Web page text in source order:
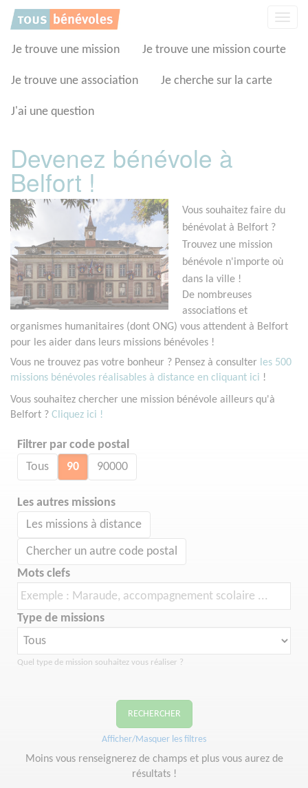
Je trouve une mission Je trouve une mission courte
Je trouve une association Je cherche sur la carte
J'ai une question
Devenez bénévole à
Belfort !
Vous souhaitez faire du
bénévolat à Belfort ?
Trouvez une mission
bénévole n'importe où
dans la ville !
De nombreuses
associations et
organismes humanitaires (dont ONG) vous attendent à Belfort
pour les aider dans leurs missions bénévoles !
Vous ne trouvez pas votre bonheur ? Pensez à consulter les 500
missions bénévoles réalisables à distance en cliquant ici !
Vous souhaitez chercher une mission bénévole ailleurs qu'à
Belfort ? Cliquez ici !
Filtrer par code postal
Tous 90 90000
Les autres missions
Les missions à distance
Chercher un autre code postal
Mots clefs
Type de missions
Quel type de mission souhaitez vous réaliser ?
RECHERCHER
Afficher/Masquer les filtres
Moins vous renseignerez de champs et plus vous aurez de
résultats !
Panneau de gestion des cookies